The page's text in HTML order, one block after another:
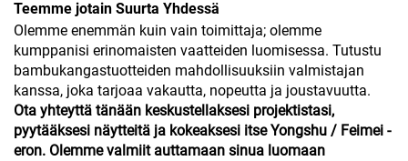
Teemme jotain Suurta Yhdessä
Olemme enemmän kuin vain toimittaja; olemme
kumppanisi erinomaisten vaatteiden luomisessa. Tutustu
bambukangastuotteiden mahdollisuuksiin valmistajan
kanssa, joka tarjoaa vakautta, nopeutta ja joustavuutta.
Ota yhteyttä tänään keskustellaksesi projektistasi,
pyytääksesi näytteitä ja kokeaksesi itse Yongshu / Feimei -
eron. Olemme valmiit auttamaan sinua luomaan